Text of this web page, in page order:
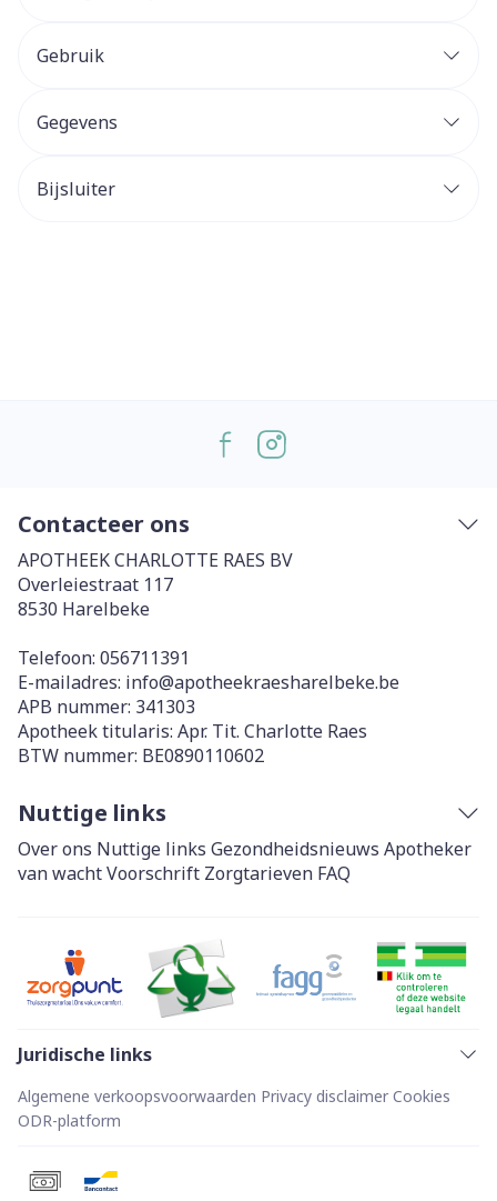
Gebruik
Gegevens
Bijsluiter
Contacteer ons
APOTHEEK CHARLOTTE RAES BV
Overleiestraat 117
8530 Harelbeke
Telefoon: 056711391
E-mailadres: info@apotheekraesharelbeke.be
APB nummer: 341303
Apotheek titularis: Apr. Tit. Charlotte Raes
BTW nummer: BE0890110602
Nuttige links
Over ons Nuttige links Gezondheidsnieuws Apotheker
van wachtVoorschrift Zorgtarieven FAQ
Juridische links
Algemene verkoopsvoorwaarden Privacy disclaimer Cookies
ODR-platform